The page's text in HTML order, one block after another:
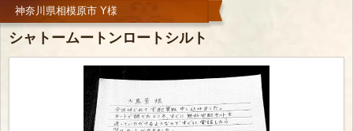
神奈川県相模原市 Y様
シャトームートンロートシルト